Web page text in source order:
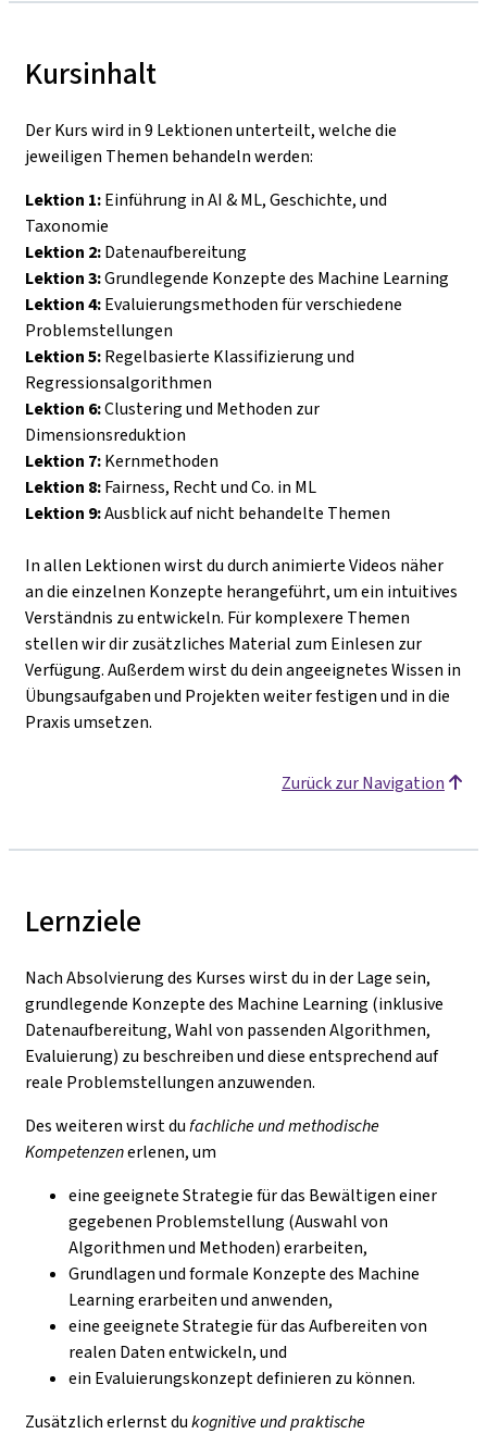
Kursinhalt
Der Kurs wird in 9 Lektionen unterteilt, welche die
jeweiligen Themen behandeln werden:
Lektion 1:Einführung in AI & ML, Geschichte, und
Taxonomie
Lektion 2:Datenaufbereitung
Lektion 3:Grundlegende Konzepte des Machine Learning
Lektion 4:Evaluierungsmethoden für verschiedene
Problemstellungen
Lektion 5:Regelbasierte Klassifizierung und
Regressionsalgorithmen
Lektion 6:Clustering und Methoden zur
Dimensionsreduktion
Lektion 7:Kernmethoden
Lektion 8:Fairness, Recht und Co. in ML
Lektion 9:Ausblick auf nicht behandelte Themen
In allen Lektionen wirst du durch animierte Videos näher
an die einzelnen Konzepte herangeführt, um ein intuitives
Verständnis zu entwickeln. Für komplexere Themen
stellen wir dir zusätzliches Material zum Einlesen zur
Verfügung. Außerdem wirst du dein angeeignetes Wissen in
Übungsaufgaben und Projekten weiter festigen und in die
Praxis umsetzen.
Zurück zur Navigation
Lernziele
Nach Absolvierung des Kurses wirst du in der Lage sein,
grundlegende Konzepte des Machine Learning (inklusive
Datenaufbereitung, Wahl von passenden Algorithmen,
Evaluierung) zu beschreiben und diese entsprechend auf
reale Problemstellungen anzuwenden.
Des weiteren wirst dufachliche und methodische
Kompetenzenerlenen, um
eine geeignete Strategie für das Bewältigen einer
gegebenen Problemstellung (Auswahl von
Algorithmen und Methoden) erarbeiten,
Grundlagen und formale Konzepte des Machine
Learning erarbeiten und anwenden,
eine geeignete Strategie für das Aufbereiten von
realen Daten entwickeln, und
ein Evaluierungskonzept definieren zu können.
Zusätzlich erlernst dukognitive und praktische